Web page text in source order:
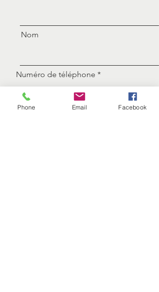
Nom
Numéro de téléphone
Phone Email Facebook